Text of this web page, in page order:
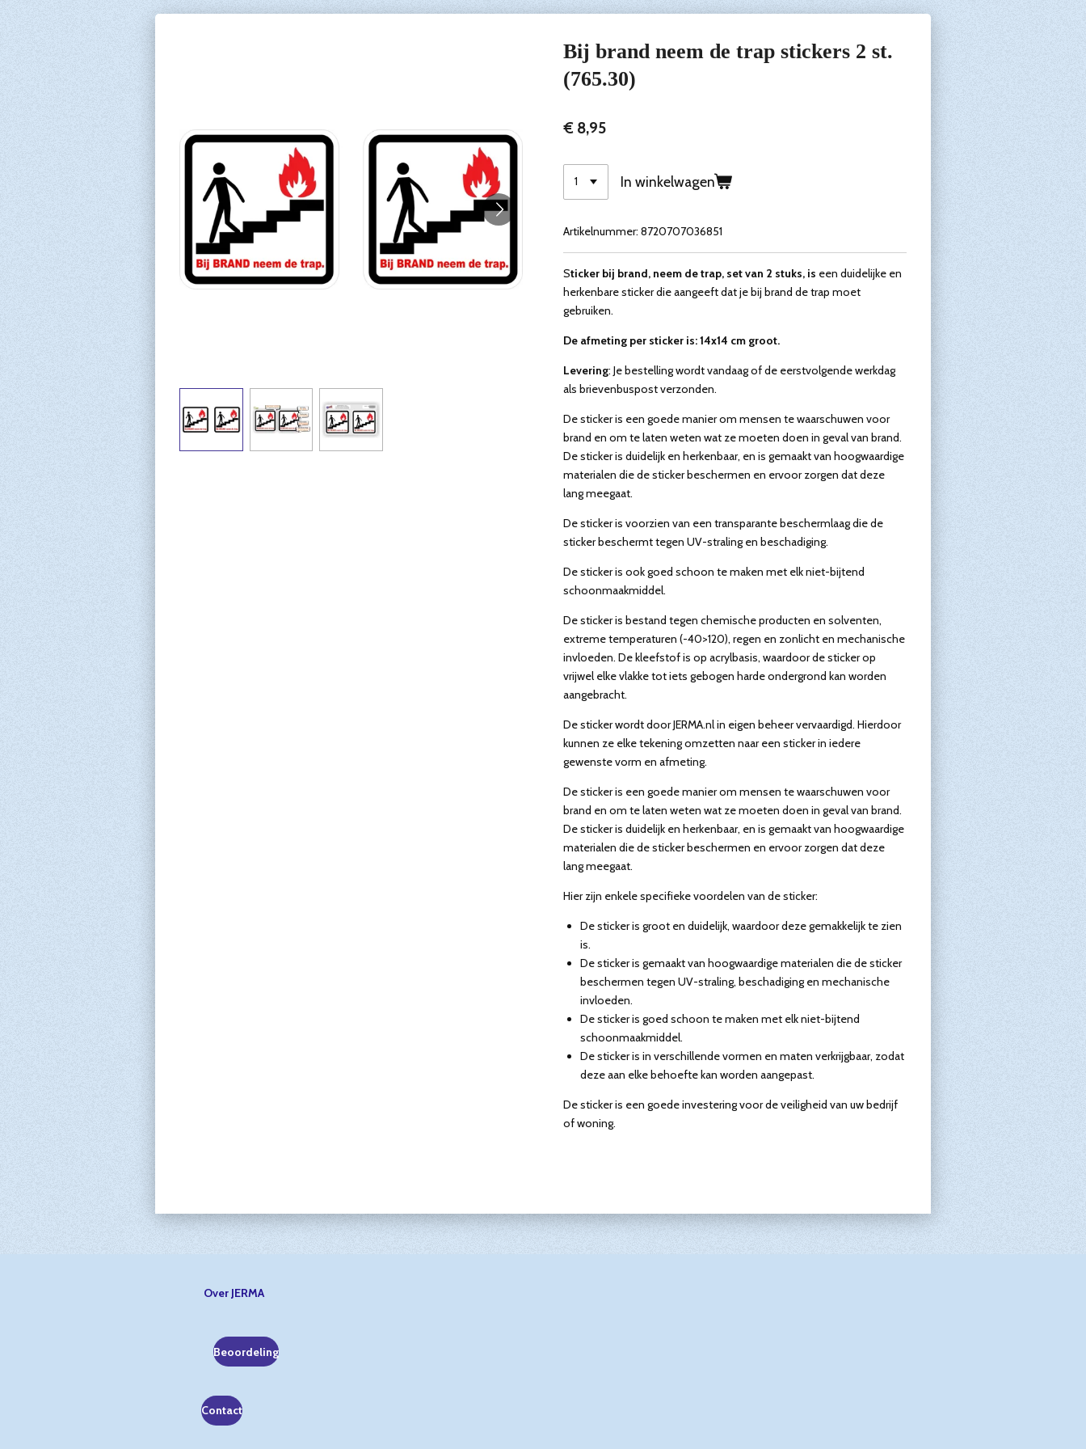
Bij brand neem de trap stickers 2 st.
(765.30)
€ 8,95
In winkelwagen
Artikelnummer: 8720707036851
Sticker bij brand, neem de trap, set van 2 stuks, is een duidelijke en
herkenbare sticker die aangeeft dat je bij brand de trap moet
gebruiken.
De afmeting per sticker is: 14x14 cm groot.
Levering: Je bestelling wordt vandaag of de eerstvolgende werkdag
als brievenbuspost verzonden.
De sticker is een goede manier om mensen te waarschuwen voor
brand en om te laten weten wat ze moeten doen in geval van brand.
De sticker is duidelijk en herkenbaar, en is gemaakt van hoogwaardige
materialen die de sticker beschermen en ervoor zorgen dat deze
lang meegaat.
De sticker is voorzien van een transparante beschermlaag die de
sticker beschermt tegen UV-straling en beschadiging.
De sticker is ook goed schoon te maken met elk niet-bijtend
schoonmaakmiddel.
De sticker is bestand tegen chemische producten en solventen,
extreme temperaturen (-40>120), regen en zonlicht en mechanische
invloeden. De kleefstof is op acrylbasis, waardoor de sticker op
vrijwel elke vlakke tot iets gebogen harde ondergrond kan worden
aangebracht.
De sticker wordt door JERMA.nl in eigen beheer vervaardigd. Hierdoor
kunnen ze elke tekening omzetten naar een sticker in iedere
gewenste vorm en afmeting.
De sticker is een goede manier om mensen te waarschuwen voor
brand en om te laten weten wat ze moeten doen in geval van brand.
De sticker is duidelijk en herkenbaar, en is gemaakt van hoogwaardige
materialen die de sticker beschermen en ervoor zorgen dat deze
lang meegaat.
Hier zijn enkele specifieke voordelen van de sticker:
De sticker is groot en duidelijk, waardoor deze gemakkelijk te zien
is.
De sticker is gemaakt van hoogwaardige materialen die de sticker
beschermen tegen UV-straling, beschadiging en mechanische
invloeden.
De sticker is goed schoon te maken met elk niet-bijtend
schoonmaakmiddel.
De sticker is in verschillende vormen en maten verkrijgbaar, zodat
deze aan elke behoefte kan worden aangepast.
De sticker is een goede investering voor de veiligheid van uw bedrijf
of woning.
Over JERMA
Beoordeling
Contact